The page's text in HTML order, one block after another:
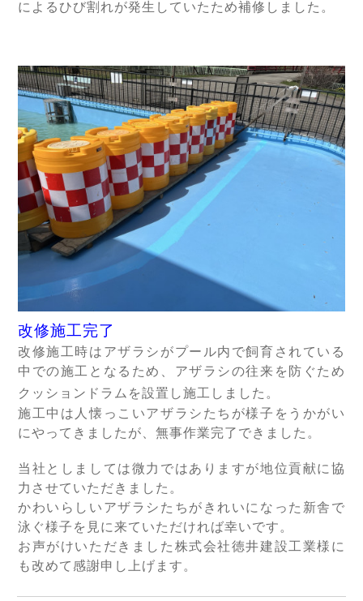
によるひび割れが発生していたため補修しました。
改修施工完了
改修施工時はアザラシがプール内で飼育されている
中での施工となるため、アザラシの往来を防ぐため
クッションドラムを設置し施工しました。
施工中は人懐っこいアザラシたちが様子をうかがい
にやってきましたが、無事作業完了できました。
当社としましては微力ではありますが地位貢献に協
力させていただきました。
かわいらしいアザラシたちがきれいになった新舎で
泳ぐ様子を見に来ていただければ幸いです。
お声がけいただきました株式会社徳井建設工業様に
も改めて感謝申し上げます。